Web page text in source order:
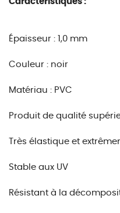
Épaisseur : 1,0 mm
Couleur : noir
Matériau : PVC
Produit de qualité
Très élastique et
Stable aux UV
Résistant à la